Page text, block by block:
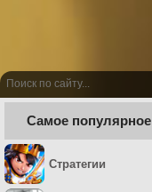
Самое популярное
Стратегии